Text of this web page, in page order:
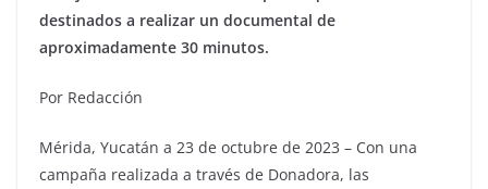
destinados a realizar un documental de
aproximadamente 30 minutos.
Por Redacción
Mérida, Yucatán a 23 de octubre de 2023 – Con una
campaña realizada a través de Donadora, las